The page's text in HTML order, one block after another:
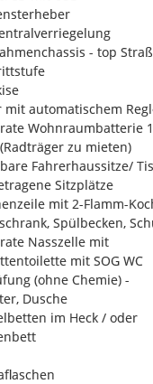
- top
mit automatischem
Wohnraumbatterie
zu mieten)
Fahrerhaussitze/
Sitzplätze
mit 2-Flamm-
Spülbecken,
Nasszelle mit
mit SOG WC
(ohne Chemie) -
Dusche
im Heck / oder